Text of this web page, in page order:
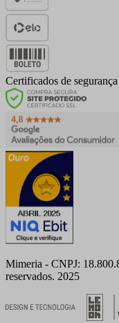
Certificados de segurança
Mimeria - CNPJ:
reservados. 2025